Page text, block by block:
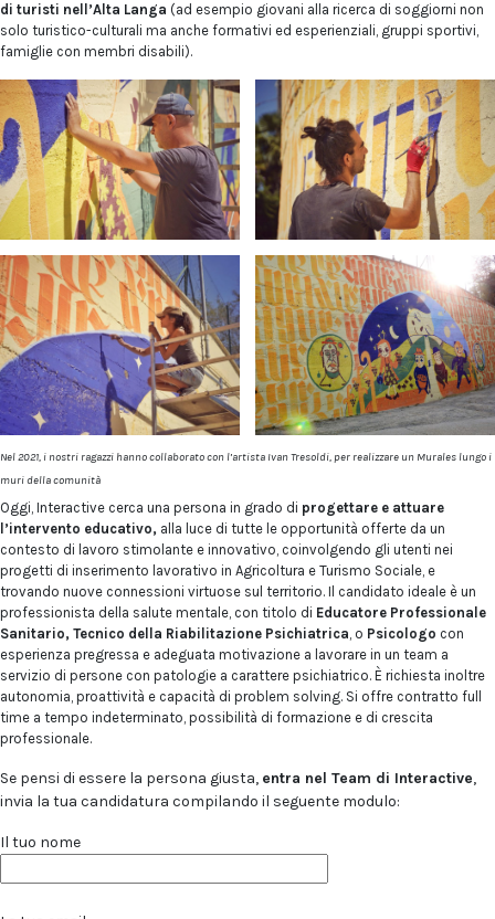
di turisti nell’Alta Langa (ad esempio giovani alla ricerca di soggiorni non
solo turistico-culturali ma anche formativi ed esperienziali, gruppi sportivi,
famiglie con membri disabili).
Nel 2021, i nostri ragazzi hanno collaborato con l’artista Ivan Tresoldi, per realizzare un Murales lungo i
muri della comunità
Oggi, Interactive cerca una persona in grado di progettare e attuare
l’intervento educativo, alla luce di tutte le opportunità offerte da un
contesto di lavoro stimolante e innovativo, coinvolgendo gli utenti nei
progetti di inserimento lavorativo in Agricoltura e Turismo Sociale, e
trovando nuove connessioni virtuose sul territorio. Il candidato ideale è un
professionista della salute mentale, con titolo di Educatore Professionale
Sanitario, Tecnico della Riabilitazione Psichiatrica , o Psicologo con
esperienza pregressa e adeguata motivazione a lavorare in un team a
servizio di persone con patologie a carattere psichiatrico. È richiesta inoltre
autonomia, proattività e capacità di problem solving. Si offre contratto full
time a tempo indeterminato, possibilità di formazione e di crescita
professionale.
Se pensi di essere la persona giusta, entra nel Team di Interactive,
invia la tua candidatura compilando il seguente modulo:
Il tuo nome